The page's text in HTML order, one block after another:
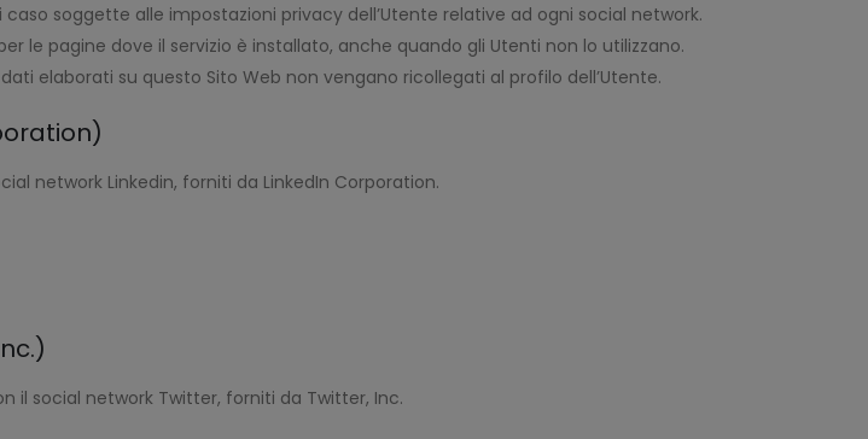
soggette alle impostazioni privacy dell’Utente relative ad ogni social network.
pagine dove il servizio è installato, anche quando gli Utenti non lo utilizzano.
elaborati su questo Sito Web non vengano ricollegati al profilo dell’Utente.
network Linkedin, forniti da LinkedIn Corporation.
il social network Twitter, forniti da Twitter, Inc.